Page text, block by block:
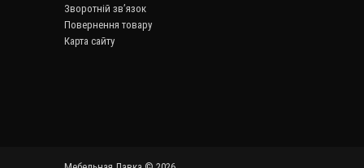
Зворотній зв’язок
Повернення товару
Карта сайту